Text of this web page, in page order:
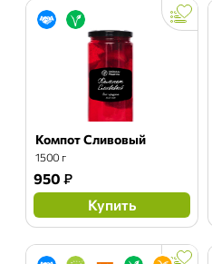
Компот Сливовый
1500 г
950 ₽
Купить